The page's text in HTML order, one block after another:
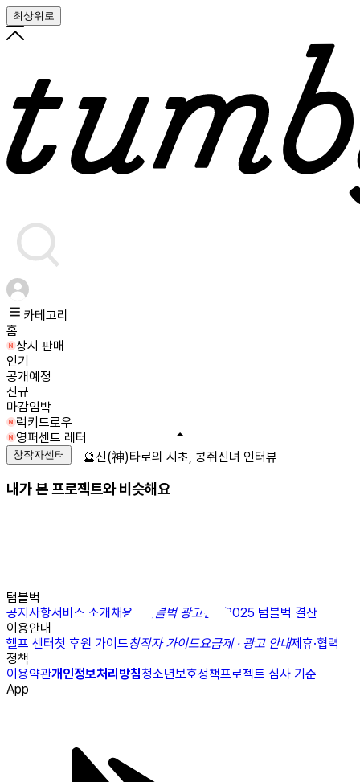
최상위로
카테고리
홈
상시 판매
인기
공개예정
신규
마감임박
럭키드로우
영퍼센트 레터
창작자센터
내가 본 프로젝트와 비슷해요
텀블벅
공지사항서비스 소개채용N 텀블벅 광고센터
2025 텀블벅 결산
이용안내
헬프 센터첫 후원 가이드창작자 가이드요금제 · 광고 안내제휴·협력
정책
이용약관개인정보처리방침청소년보호정책프로젝트 심사 기준
App
🔮신(神)타로의 시초, 콩쥐신녀 인터뷰